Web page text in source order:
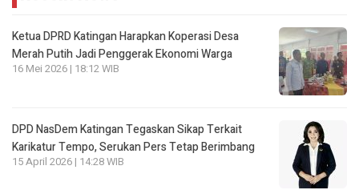
Ketua DPRD Katingan Harapkan Koperasi Desa
Merah Putih Jadi Penggerak Ekonomi Warga
16 Mei 2026 | 18:12 WIB
DPD NasDem Katingan Tegaskan Sikap Terkait
Karikatur Tempo, Serukan Pers Tetap Berimbang
15 April 2026 | 14:28 WIB